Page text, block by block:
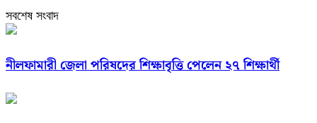
সবশেষ সংবাদ
নীলফামারী জেলা পরিষদের শিক্ষাবৃত্তি পেলেন ২৭ শিক্ষার্থী